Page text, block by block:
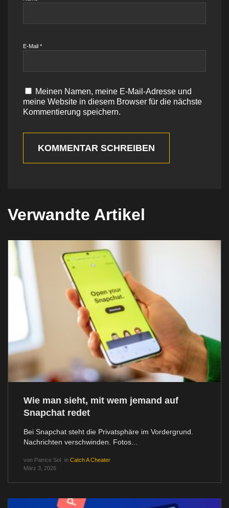
E-Mail *
Meinen Namen, meine E-Mail-Adresse und
meine Website in diesem Browser für die nächste
Kommentierung speichern.
KOMMENTAR SCHREIBEN
Verwandte Artikel
Wie man sieht, mit wem jemand auf
Snapchat redet
Bei Snapchat steht die Privatsphäre im Vordergrund.
Nachrichten verschwinden. Fotos...
von Patrice Sol in Catch A Cheater
März 3, 2026